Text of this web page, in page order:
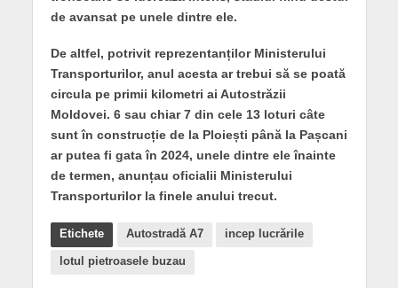
de avansat pe unele dintre ele.
De altfel, potrivit reprezentanților Ministerului
Transporturilor, anul acesta ar trebui să se poată
circula pe primii kilometri ai Autostrăzii
Moldovei. 6 sau chiar 7 din cele 13 loturi câte
sunt în construcție de la Ploiești până la Pașcani
ar putea fi gata în 2024, unele dintre ele înainte
de termen, anunțau oficialii Ministerului
Transporturilor la finele anului trecut.
Etichete Autostradă A7 incep lucrările
lotul pietroasele buzau